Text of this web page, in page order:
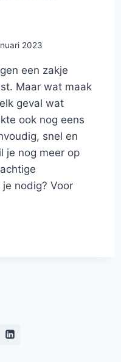
2023
een zakje
Maar wat maak
geval wat
ook nog eens
snel en
je nog meer op
nodig? Voor